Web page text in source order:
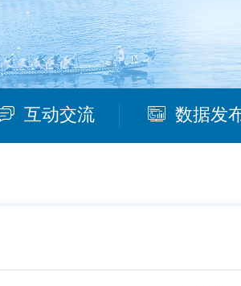
互动交流 数据发